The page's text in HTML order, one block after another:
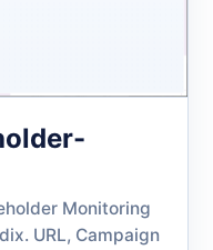
Monitoring
URL, Campaign